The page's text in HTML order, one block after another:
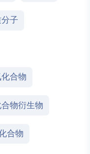
子
合物
物衍生物
合物